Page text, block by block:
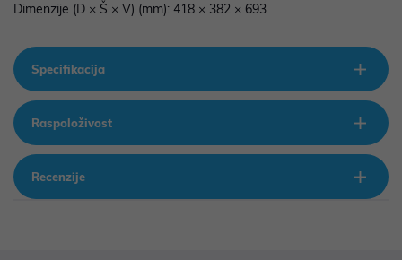
Dimenzije (D × Š × V) (mm): 418 × 382 × 693
Specifikacija
Raspoloživost
Recenzije